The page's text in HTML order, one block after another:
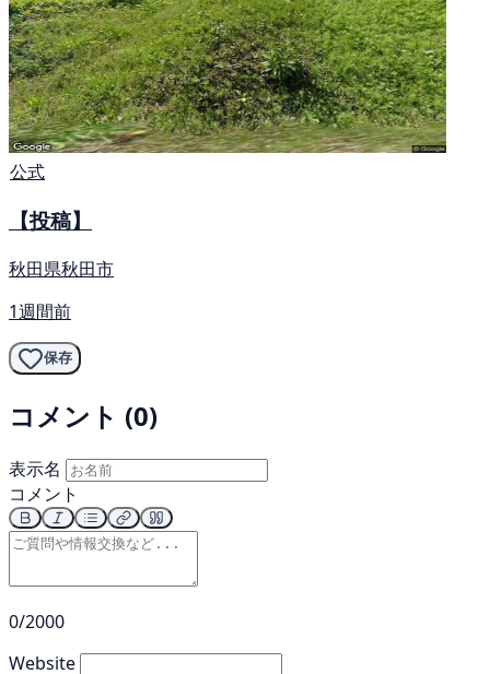
公式
【投稿】
秋田県秋田市
1週間前
保存
コメント (0)
表示名
コメント
0/2000
Website